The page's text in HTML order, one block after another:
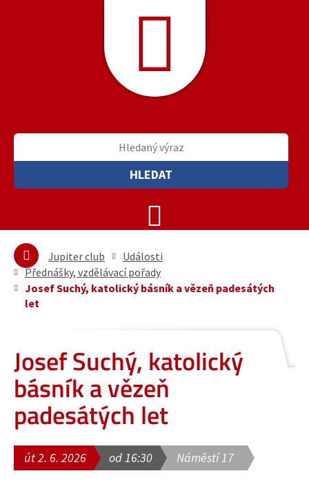
HLEDAT
Jupiter club
Události
Přednášky, vzdělávací pořady
Josef Suchý, katolický básník a vězeň padesátých
let
Josef Suchý, katolický
básník a vězeň
padesátých let
út 2. 6. 2026 od 16:30 Náměstí 17